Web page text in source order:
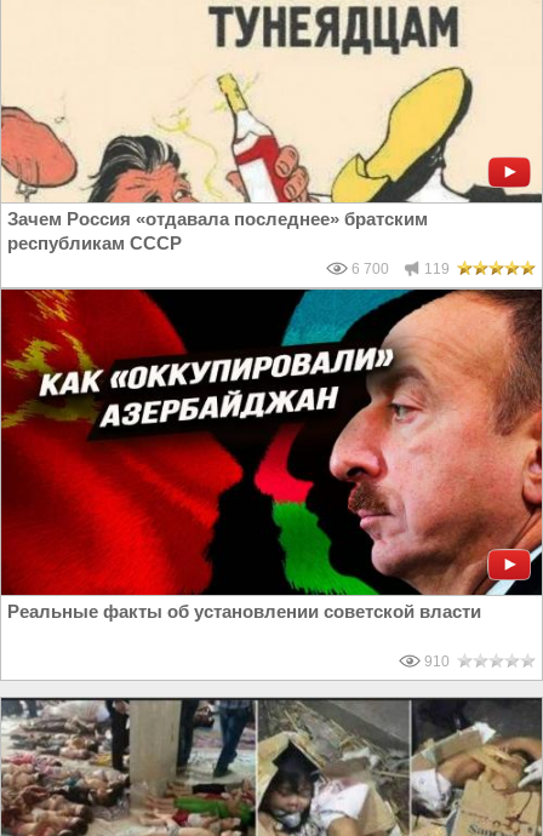
Зачем Россия «отдавала последнее» братским
республикам СССР
6 700 119
Реальные факты об установлении советской власти
910